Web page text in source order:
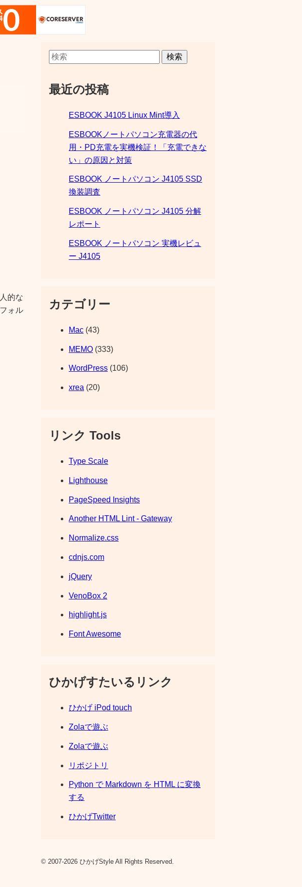
的な
ォル
検索
最近の投稿
ESBOOK J4105 Linux Mint導入
ESBOOKノートパソコン充電器の代
用・PD充電を実機検証！「充電できな
い」の原因と対策
ESBOOK ノートパソコン J4105 SSD
換装調査
ESBOOK ノートパソコン J4105 分解
レポート
ESBOOK ノートパソコン 実機レビュ
ー J4105
カテゴリー
Mac (43)
MEMO (333)
WordPress (106)
xrea (20)
リンク Tools
Type Scale
Lighthouse
PageSpeed Insights
Another HTML Lint - Gateway
Normalize.css
cdnjs.com
jQuery
VenoBox 2
highlight.js
Font Awesome
ひかげすたいるリンク
ひかげ iPod touch
Zolaで遊ぶ
Zolaで遊ぶ
リポジトリ
Python で Markdown を HTML に変換
する
ひかげTwitter
© 2007-2026 ひかげStyle All Rights Reserved.